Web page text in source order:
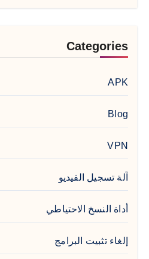
Categories
APK
Blog
VPN
آلة تسجيل الفيديو
أداة النسخ الاحتياطي
إلغاء تثبيت البرامج